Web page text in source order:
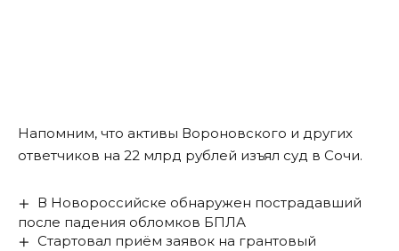
Напомним, что активы Вороновского и других
ответчиков на 22 млрд рублей изъял суд в Сочи.
В Новороссийске обнаружен пострадавший
после падения обломков БПЛА
Стартовал приём заявок на грантовый